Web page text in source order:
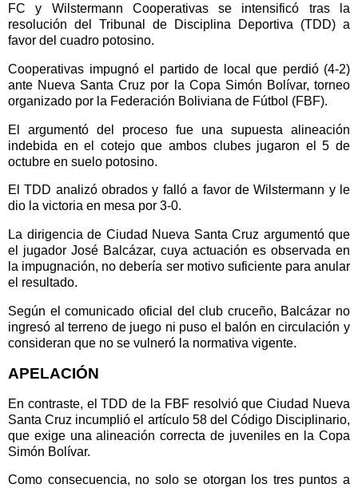
FC y Wilstermann Cooperativas se intensificó tras la
resolución del Tribunal de Disciplina Deportiva (TDD) a
favor del cuadro potosino.
Cooperativas impugnó el partido de local que perdió (4-2)
ante Nueva Santa Cruz por la Copa Simón Bolívar, torneo
organizado por la Federación Boliviana de Fútbol (FBF).
El argumentó del proceso fue una supuesta alineación
indebida en el cotejo que ambos clubes jugaron el 5 de
octubre en suelo potosino.
El TDD analizó obrados y falló a favor de Wilstermann y le
dio la victoria en mesa por 3-0.
La dirigencia de Ciudad Nueva Santa Cruz argumentó que
el jugador José Balcázar, cuya actuación es observada en
la impugnación, no debería ser motivo suficiente para anular
el resultado.
Según el comunicado oficial del club cruceño, Balcázar no
ingresó al terreno de juego ni puso el balón en circulación y
consideran que no se vulneró la normativa vigente.
APELACIÓN
En contraste, el TDD de la FBF resolvió que Ciudad Nueva
Santa Cruz incumplió el artículo 58 del Código Disciplinario,
que exige una alineación correcta de juveniles en la Copa
Simón Bolívar.
Como consecuencia, no solo se otorgan los tres puntos a